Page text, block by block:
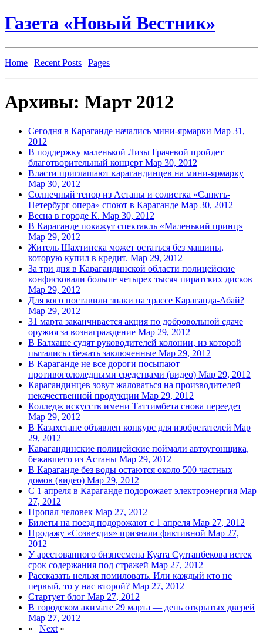
Газета «Новый Вестник»
Home | Recent Posts | Pages
Архивы: Март 2012
Сегодня в Караганде начались мини-ярмарки Мар 31,
2012
В поддержку маленькой Лизы Грачевой пройдет
благотворительный концерт Мар 30, 2012
Власти приглашают карагандинцев на мини-ярмарку
Мар 30, 2012
Солнечный тенор из Астаны и солистка «Санктъ-
Петербург опера» споют в Караганде Мар 30, 2012
Весна в городе К. Мар 30, 2012
В Караганде покажут спектакль «Маленький принц»
Мар 29, 2012
Житель Шахтинска может остаться без машины,
которую купил в кредит. Мар 29, 2012
За три дня в Карагандинской области полицейские
конфисковали больше четырех тысяч пиратских дисков
Мар 29, 2012
Для кого поставили знаки на трассе Караганда-Абай?
Мар 29, 2012
31 марта заканчивается акция по добровольной сдаче
оружия за вознаграждение Мар 29, 2012
В Балхаше судят руководителей колонии, из которой
пытались сбежать заключенные Мар 29, 2012
В Караганде не все дороги посыпают
противогололедными средствами (видео) Мар 29, 2012
Карагандинцев зовут жаловаться на производителей
некачественной продукции Мар 29, 2012
Колледж искусств имени Таттимбета снова переедет
Мар 29, 2012
В Казахстане объявлен конкурс для изобретателей Мар
29, 2012
Карагандинские полицейские поймали автоугонщика,
бежавшего из Астаны Мар 29, 2012
В Караганде без воды остаются около 500 частных
домов (видео) Мар 29, 2012
С 1 апреля в Караганде подорожает электроэнергия Мар
27, 2012
Пропал человек Мар 27, 2012
Билеты на поезд подорожают с 1 апреля Мар 27, 2012
Продажу «Созвездия» признали фиктивной Мар 27,
2012
У арестованного бизнесмена Куата Султанбекова истек
срок содержания под стражей Мар 27, 2012
Рассказать нельзя помиловать. Или каждый кто не
первый, то у нас второй? Мар 27, 2012
Стартует блог Мар 27, 2012
В городском акимате 29 марта — день открытых дверей
Мар 27, 2012
« | Next »